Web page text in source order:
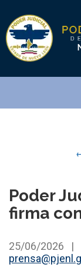
Poder
firma
25/06/2026 |